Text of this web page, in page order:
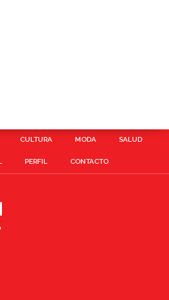
CULTURA MODA SALUD
PERFIL CONTACTO